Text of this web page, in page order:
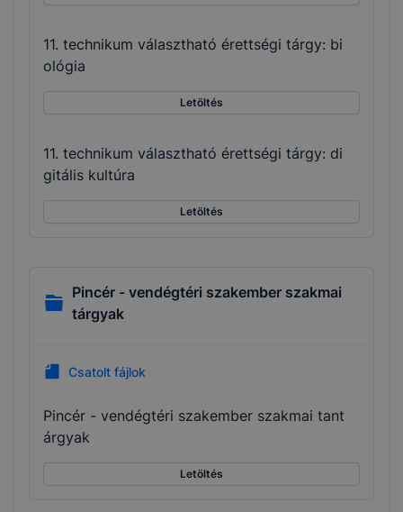
11. technikum választható érettségi tárgy: bi
ológia
Letöltés
11. technikum választható érettségi tárgy: di
gitális kultúra
Letöltés
Pincér - vendégtéri szakember szakmai
tárgyak
Csatolt fájlok
Pincér - vendégtéri szakember szakmai tant
árgyak
Letöltés